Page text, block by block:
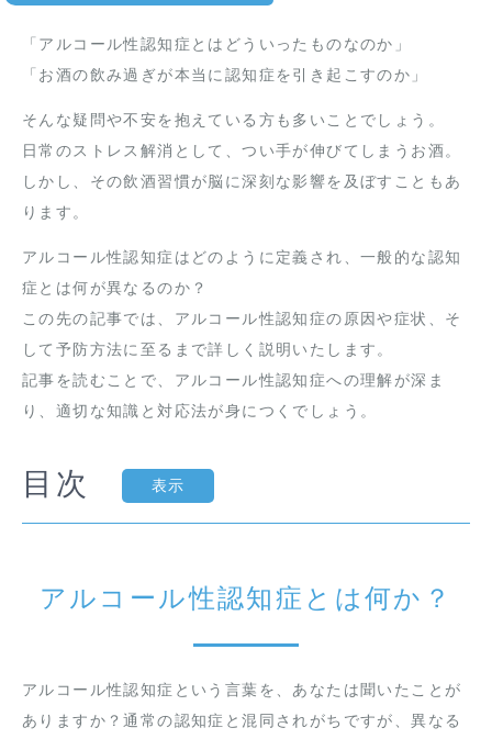
「アルコール性認知症とはどういったものなのか」
「お酒の飲み過ぎが本当に認知症を引き起こすのか」
そんな疑問や不安を抱えている方も多いことでしょう。
日常のストレス解消として、つい手が伸びてしまうお酒。
しかし、その飲酒習慣が脳に深刻な影響を及ぼすこともあ
ります。
アルコール性認知症はどのように定義され、一般的な認知
症とは何が異なるのか？
この先の記事では、アルコール性認知症の原因や症状、そ
して予防方法に至るまで詳しく説明いたします。
記事を読むことで、アルコール性認知症への理解が深ま
り、適切な知識と対応法が身につくでしょう。
目次 表示
アルコール性認知症とは何か？
アルコール性認知症という言葉を、あなたは聞いたことが
ありますか？通常の認知症と混同されがちですが、異なる